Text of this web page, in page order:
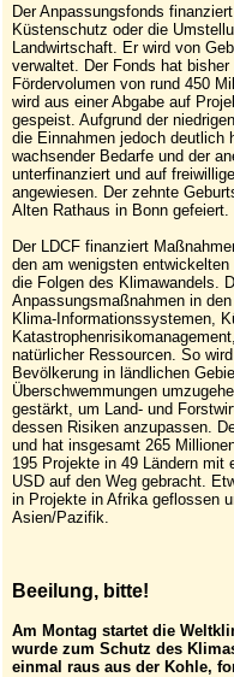
Der Anpassungsfonds
Küstenschutz oder die
Landwirtschaft. Er wird von
verwaltet. Der Fonds hat
Fördervolumen von rund 450
wird aus einer Abgabe auf
gespeist. Aufgrund der
die Einnahmen jedoch deutlich
wachsender Bedarfe und der
unterfinanziert und auf
angewiesen. Der zehnte
Alten Rathaus in Bonn gefeiert.
Der LDCF finanziert
den am wenigsten
die Folgen des Klimawandels.
Anpassungsmaßnahmen in
Klima-Informationssystemen,
natürlicher Ressourcen. So
Bevölkerung in ländlichen
Überschwemmungen
gestärkt, um Land- und
dessen Risiken anzupassen.
und hat insgesamt 265
195 Projekte in 49 Ländern mit
USD auf den Weg gebracht.
in Projekte in Afrika geflossen
Asien/Pazifik.
Beeilung, bitte!
Am Montag startet die
wurde zum Schutz des
einmal raus aus der Kohle,